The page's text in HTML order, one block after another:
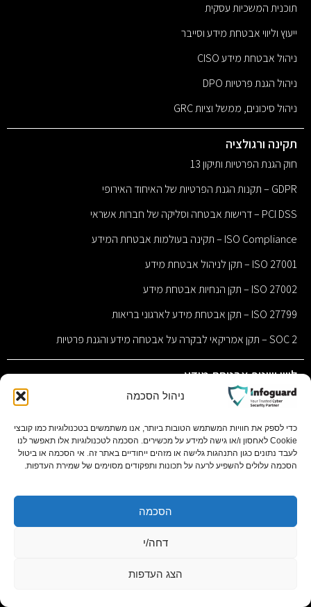
ניהול הסכמה
כדי לספק את חוויות המשתמש הטובות ביותר, אנו משתמשים בטכנולוגיות כמו קובצי
Cookie לאחסון ו/או גישה למידע על מכשירים. הסכמה לטכנולוגיות אלו תאפשר לנו
לעבד נתונים כגון התנהגות גלישה או מזהים ייחודיים באתר זה. אי הסכמה או ביטול
הסכמה עלולים להשפיע לרעה על תכונות ותפקודים מסוימים של שמירת העדפות.
הסכמה
דחה/י
הצג העדפות
תוכנית המשכיות עסקית
ייעוץ וליווי אבטחת מידע וסייבר
ניהול אבטחת מידע CISO
ניהול הגנת פרטיות DPO
ניהול סיכונים, ממשל וציות GRC
תקינה ורגולציה
חוק הגנת הפרטיות ותיקון 13
GDPR – תקנות הגנת הפרטיות של האיחוד האירופי
PCI DSS – דרישות אבטחה וסליקה של חברות אשראי
ISO Compliance – תקינה בעולמות אבטחת המידע
ISO 27001 – תקן לניהול אבטחת מידע
ISO 27002 – תקן הנחיות אבטחת מידע
ISO 27799 – תקן אבטחת מידע לארגוני בריאות
SOC 2 – תקן אמריקאי לבקרה על אבטחה מידע והגנת פרטיות
ליווי שוטף אבטחת מידע
CISO as a Service – ניהול אבטחת מידע במיקור חוץ
DPO as a Service – הגנת פרטיות במיקור חוץ
SIEM SOC מנוהל – ניטור ותגובה לאיומים סייבר
SOC As A Service – מוקד מנוהל לאיומים סייבר
GRC – Governance, Risk & Compliance – ניהול סיכונים, ממשל